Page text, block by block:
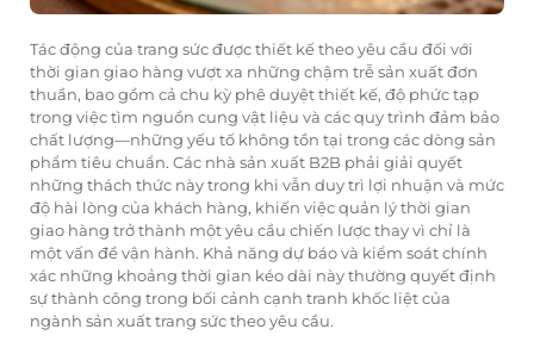
Tác động của trang sức được thiết kế theo yêu cầu đối với
thời gian giao hàng vượt xa những chậm trễ sản xuất đơn
thuần, bao gồm cả chu kỳ phê duyệt thiết kế, độ phức tạp
trong việc tìm nguồn cung vật liệu và các quy trình đảm bảo
chất lượng—những yếu tố không tồn tại trong các dòng sản
phẩm tiêu chuẩn. Các nhà sản xuất B2B phải giải quyết
những thách thức này trong khi vẫn duy trì lợi nhuận và mức
độ hài lòng của khách hàng, khiến việc quản lý thời gian
giao hàng trở thành một yêu cầu chiến lược thay vì chỉ là
một vấn đề vận hành. Khả năng dự báo và kiểm soát chính
xác những khoảng thời gian kéo dài này thường quyết định
sự thành công trong bối cảnh cạnh tranh khốc liệt của
ngành sản xuất trang sức theo yêu cầu.